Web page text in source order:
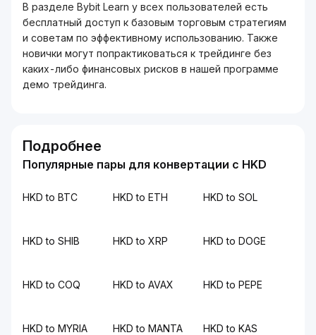
В разделе Bybit Learn у всех пользователей есть
бесплатный доступ к базовым торговым стратегиям
и советам по эффективному использованию. Также
новички могут попрактиковаться к трейдинге без
каких-либо финансовых рисков в нашей программе
демо трейдинга.
Подробнее
Популярные пары для конвертации с HKD
HKD to BTC HKD to ETH HKD to SOL
HKD to SHIB HKD to XRP HKD to DOGE
HKD to COQ HKD to AVAX HKD to PEPE
HKD to MYRIA HKD to MANTA HKD to KAS